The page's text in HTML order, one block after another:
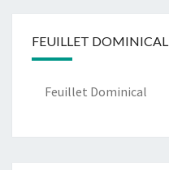
FEUILLET DOMINICAL
Feuillet Dominical